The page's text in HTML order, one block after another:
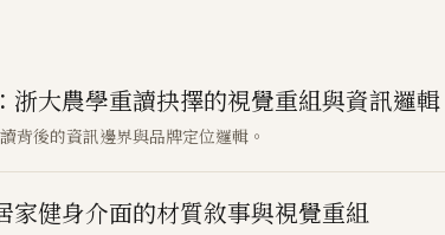
大農學重讀抉擇的視覺重組與資訊邏輯
背後的資訊邊界與品牌定位邏輯。
家健身介面的材質敘事與視覺重組